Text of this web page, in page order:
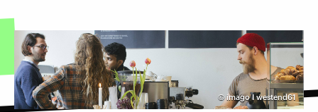
©imago I westend61